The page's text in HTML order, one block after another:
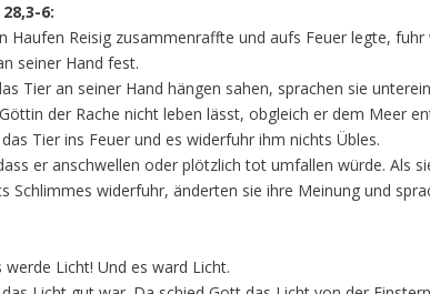
6:
Haufen Reisig zusammenraffte und aufs Feuer legte,
seiner Hand fest.
Tier an seiner Hand hängen sahen, sprachen sie
der Rache nicht leben lässt, obgleich er dem Meer
Tier ins Feuer und es widerfuhr ihm nichts Übles.
er anschwellen oder plötzlich tot umfallen würde. Als
Schlimmes widerfuhr, änderten sie ihre Meinung und
werde Licht! Und es ward Licht.